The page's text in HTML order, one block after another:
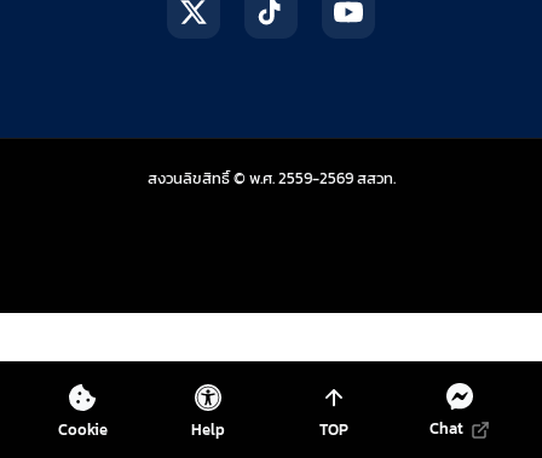
สงวนลิขสิทธิ์ © พ.ศ. 2559-2569สสวท.สถาบันส่งเสริมการสอ
Cookie Help TOP Chat